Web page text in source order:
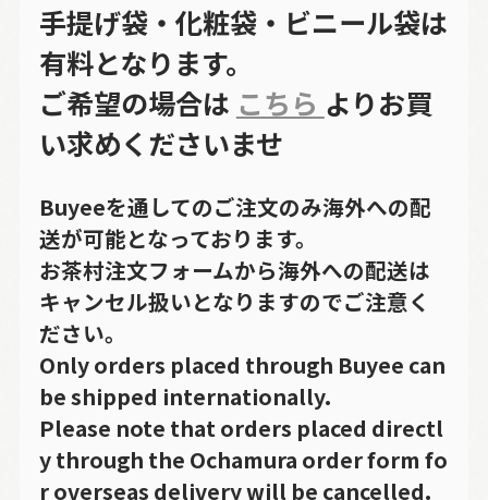
手提げ袋・化粧袋・ビニール袋は
有料となります。
ご希望の場合は こちら よりお買
い求めくださいませ
Buyeeを通してのご注文のみ海外への配
送が可能となっております。
お茶村注文フォームから海外への配送は
キャンセル扱いとなりますのでご注意く
ださい。
Only orders placed through Buyee can
be shipped internationally.
Please note that orders placed directl
y through the Ochamura order form fo
r overseas delivery will be cancelled.